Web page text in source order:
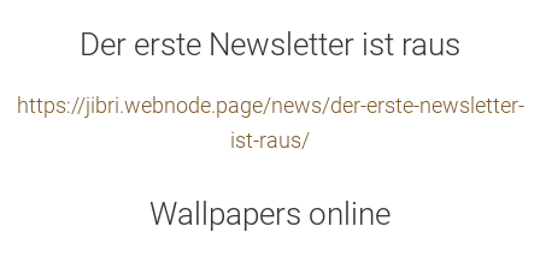
Der erste Newsletter ist raus
https://jibri.webnode.page/news/der-erste-newsletter-
ist-raus/
Wallpapers online